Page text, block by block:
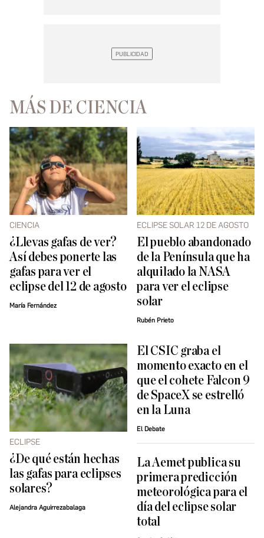
MÁS DE CIENCIA
CIENCIA
¿Llevas gafas de ver?
Así debes ponerte las
gafas para ver el
eclipse del 12 de agosto
María Fernández
ECLIPSE SOLAR 12 DE AGOSTO
El pueblo abandonado
de la Península que ha
alquilado la NASA
para ver el eclipse
solar
Rubén Prieto
ECLIPSE
¿De qué están hechas
las gafas para eclipses
solares?
Alejandra Aguirrezabalaga
El CSIC graba el
momento exacto en el
que el cohete Falcon 9
de SpaceX se estrelló
en la Luna
El Debate
La Aemet publica su
primera predicción
meteorológica para el
día del eclipse solar
total